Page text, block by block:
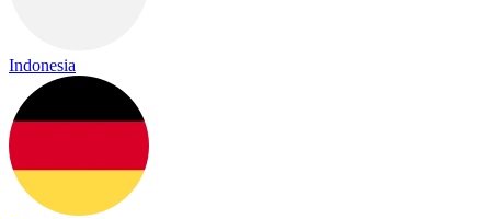
Indonesia